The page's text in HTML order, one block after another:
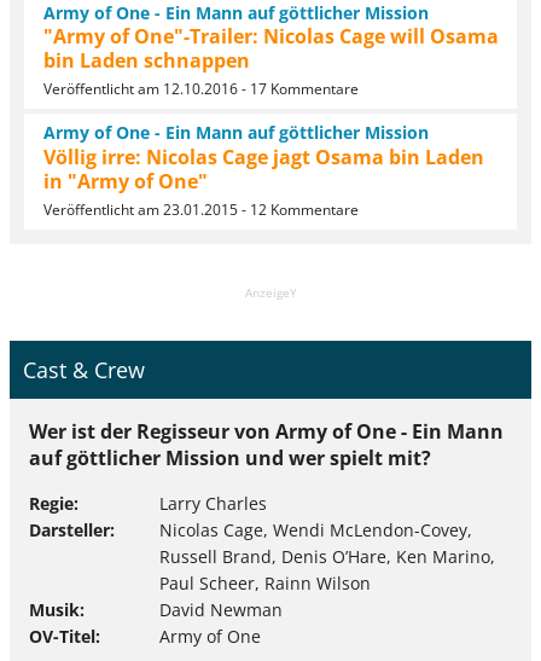
Army of One - Ein Mann auf göttlicher Mission
"Army of One"-Trailer: Nicolas Cage will Osama
bin Laden schnappen
Veröffentlicht am 12.10.2016 - 17 Kommentare
Army of One - Ein Mann auf göttlicher Mission
Völlig irre: Nicolas Cage jagt Osama bin Laden
in "Army of One"
Veröffentlicht am 23.01.2015 - 12 Kommentare
AnzeigeY
Cast & Crew
Wer ist der Regisseur von Army of One - Ein Mann
auf göttlicher Mission und wer spielt mit?
Regie
Larry Charles
Darsteller
Nicolas Cage, Wendi McLendon-Covey,
Russell Brand, Denis O’Hare, Ken Marino,
Paul Scheer, Rainn Wilson
Musik
David Newman
OV-Titel
Army of One